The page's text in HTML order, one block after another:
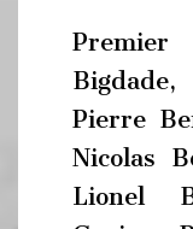
Pierre
Nicolas
Lionel